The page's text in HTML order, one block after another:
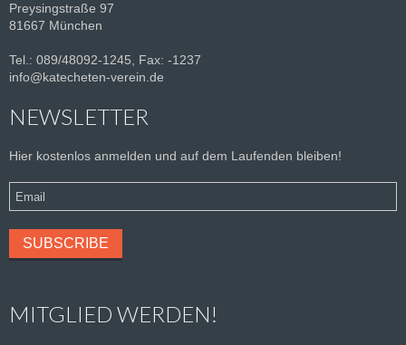
Preysingstraße 97
81667 München
Tel.: 089/48092-1245, Fax: -1237
info@katecheten-verein.de
NEWSLETTER
Hier kostenlos anmelden und auf dem Laufenden bleiben!
MITGLIED WERDEN!